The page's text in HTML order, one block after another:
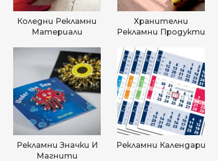
Коледни Рекламни
Материали
Хранителни
Рекламни Продукти
Рекламни Значки И
Магнити
Рекламни Календари